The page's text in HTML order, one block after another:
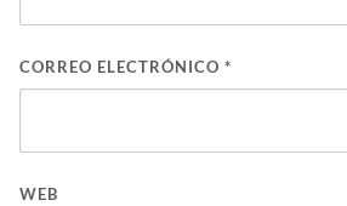
CORREO ELECTRÓNICO *
WEB